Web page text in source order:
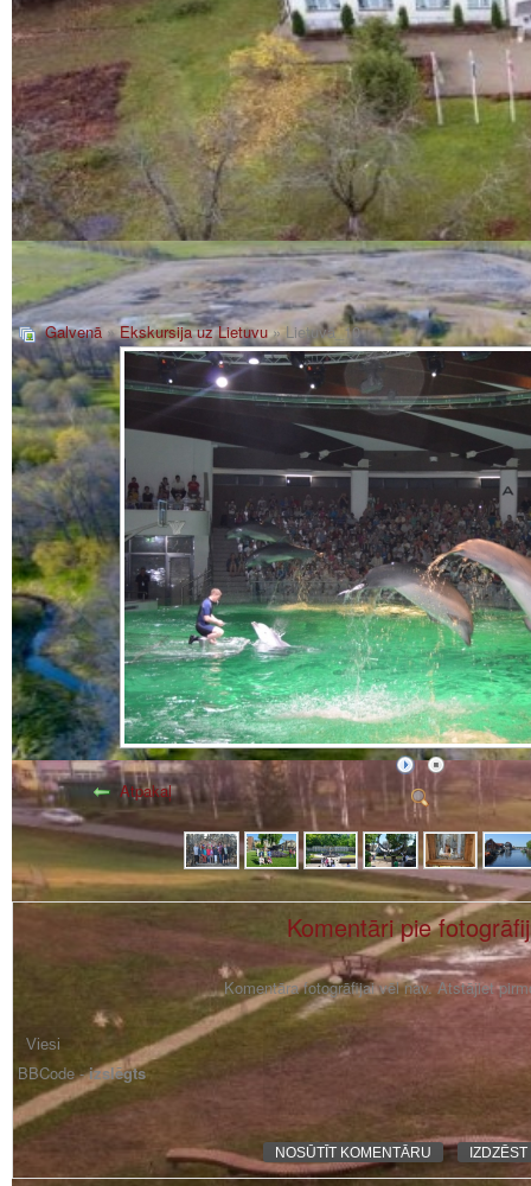
Galvenā»Ekskursija uz Lietuvu» Lietuvā_10
Atpakaļ
Komentāri pie
Komentāra fotogrāfijai vēl nav. Atstājiet
BBCode -izslēgts